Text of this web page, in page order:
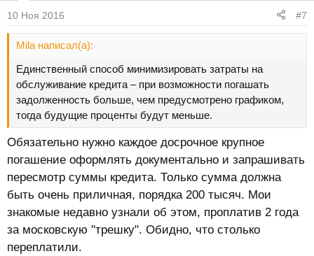
10 Ноя 2016 #7
Mila написал(а):
Единственный способ минимизировать затраты на
обслуживание кредита – при возможности погашать
задолженность больше, чем предусмотрено графиком,
тогда будущие проценты будут меньше.
Обязательно нужно каждое досрочное крупное
погашение оформлять документально и запрашивать
пересмотр суммы кредита. Только сумма должна
быть очень приличная, порядка 200 тысяч. Мои
знакомые недавно узнали об этом, проплатив 2 года
за московскую "трешку". Обидно, что столько
переплатили.